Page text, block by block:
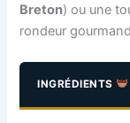
Breton) ou une
rondeur
INGRÉDIENTS